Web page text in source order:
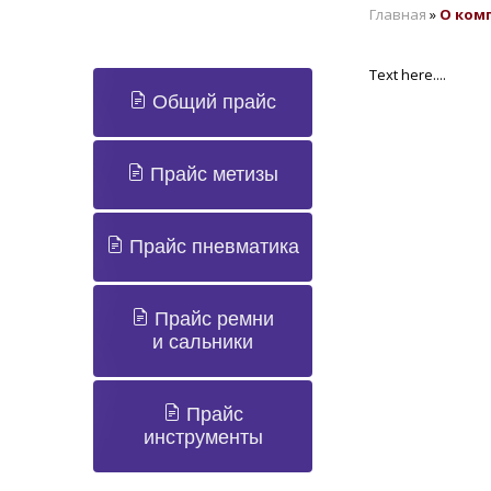
Общий прайс
Прайс метизы
Прайс пневматика
Прайс ремни
и сальники
Прайс
инструменты
Главная » О
Text here....